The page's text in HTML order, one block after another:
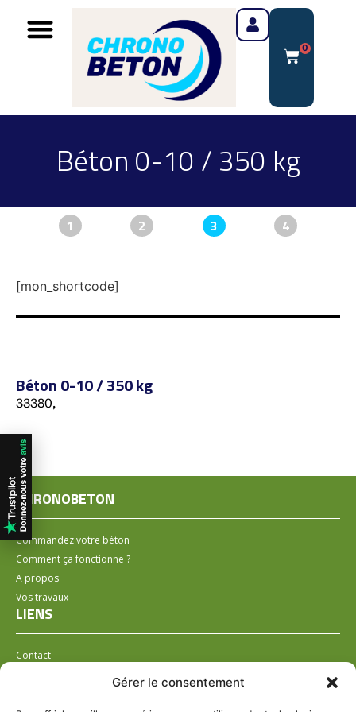
Gérer le consentement
0
Béton 0-10 / 350 kg
1 2 3 4
[mon_shortcode]
Béton 0-10 / 350 kg
33380,
CHRONOBETON
Commandez votre béton
Comment ça fonctionne ?
A propos
Vos travaux
LIENS
Contact